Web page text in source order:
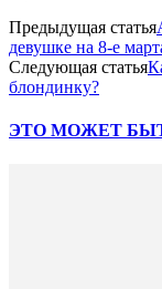
Предыдущая статья
девушке на 8-е
Следующая статья
блондинку?
ЭТО МОЖЕТ